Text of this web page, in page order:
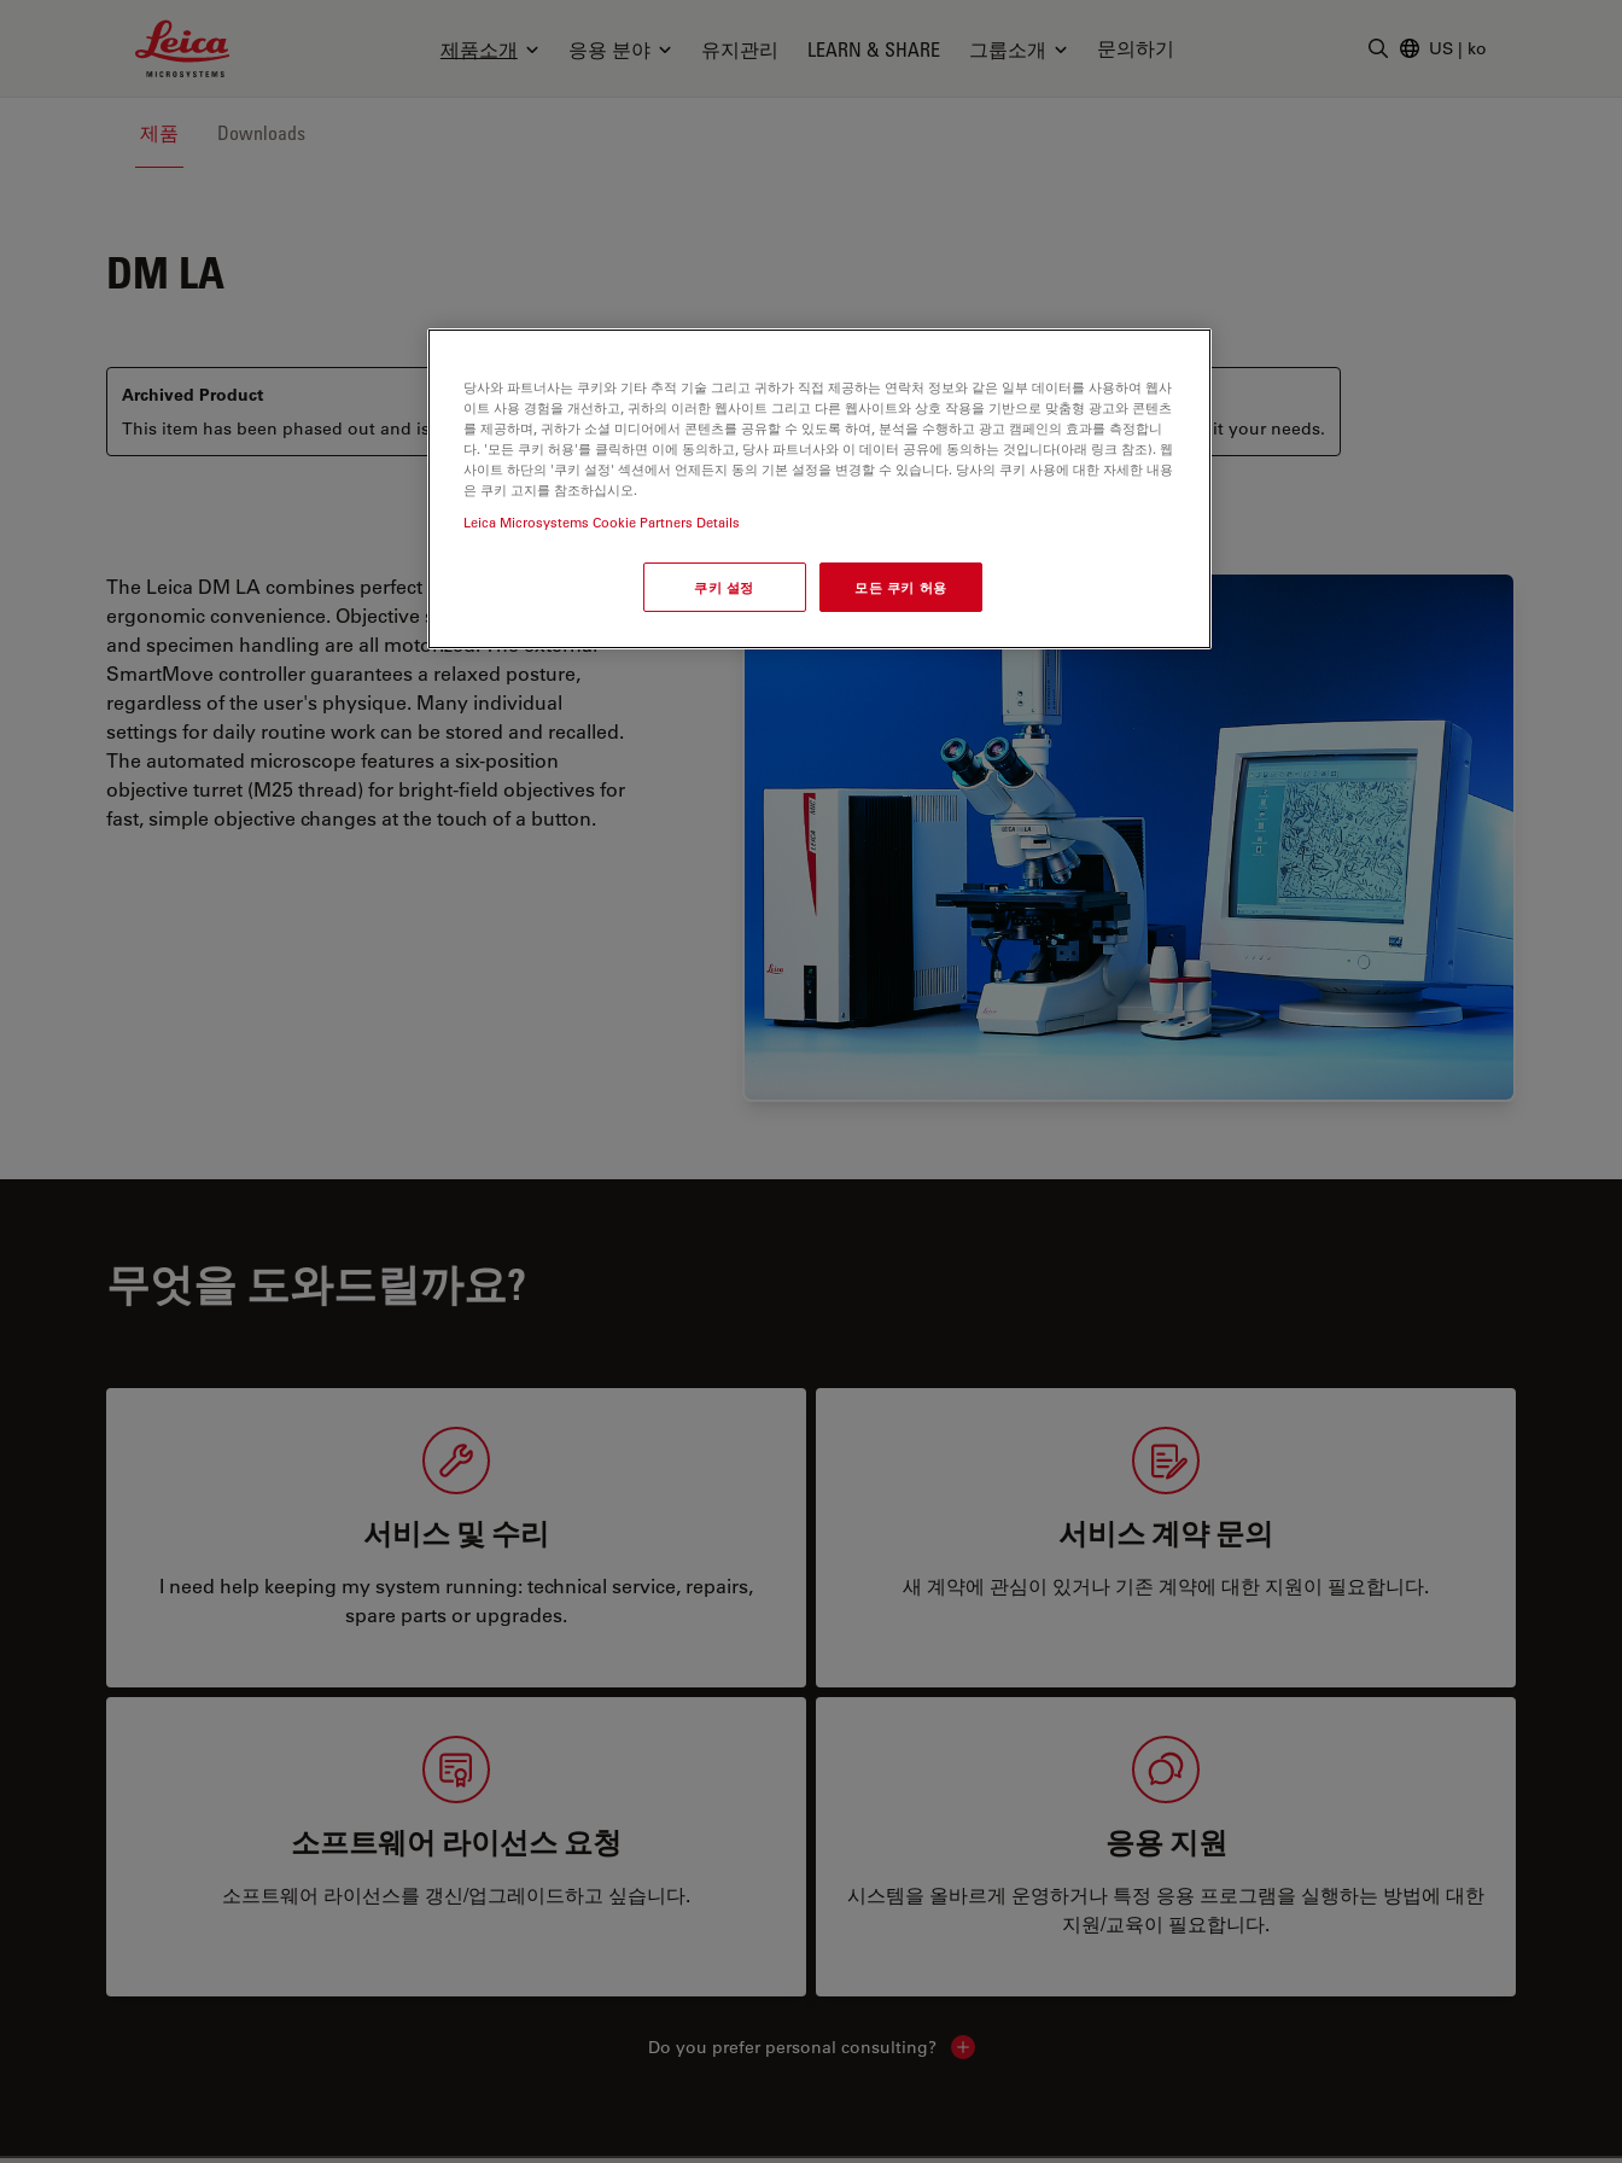
Leica Microsystems Logo
제품소개 응용 분야 유지관리 LEARN & SHARE 그룹소개 문의하기 US | ko
제품 Downloads
DM LA
Archived Product
This item has been phased out and is no longer available. Please contact us to enquire about recent alternative products that may suit your needs.
The Leica DM LA combines perfect automation with
ergonomic convenience. Objective selection, focusing
and specimen handling are all motorized. The external
SmartMove controller guarantees a relaxed posture,
regardless of the user's physique. Many individual
settings for daily routine work can be stored and recalled.
The automated microscope features a six-position
objective turret (M25 thread) for bright-field objectives for
fast, simple objective changes at the touch of a button.
무엇을 도와드릴까요?
서비스 및 수리
I need help keeping my system running: technical service, repairs,
spare parts or upgrades.
서비스 계약 문의
새 계약에 관심이 있거나 기존 계약에 대한 지원이 필요합니다.
소프트웨어 라이선스 요청
소프트웨어 라이선스를 갱신/업그레이드하고 싶습니다.
응용 지원
시스템을 올바르게 운영하거나 특정 응용 프로그램을 실행하는 방법에 대한
지원/교육이 필요합니다.
Do you prefer personal consulting? Show local contacts
당사와 파트너사는 쿠키와 기타 추적 기술 그리고 귀하가 직접 제공하는 연락처 정보와 같은 일부 데이터를 사용하여 웹사
이트 사용 경험을 개선하고, 귀하의 이러한 웹사이트 그리고 다른 웹사이트와 상호 작용을 기반으로 맞춤형 광고와 콘텐츠
를 제공하며, 귀하가 소셜 미디어에서 콘텐츠를 공유할 수 있도록 하여, 분석을 수행하고 광고 캠페인의 효과를 측정합니
다. '모든 쿠키 허용'를 클릭하면 이에 동의하고, 당사 파트너사와 이 데이터 공유에 동의하는 것입니다(아래 링크 참조). 웹
사이트 하단의 '쿠키 설정' 섹션에서 언제든지 동의 기본 설정을 변경할 수 있습니다. 당사의 쿠키 사용에 대한 자세한 내용
은 쿠키 고지를 참조하십시오.
Leica Microsystems Cookie Partners Details
쿠키 설정 모든 쿠키 허용